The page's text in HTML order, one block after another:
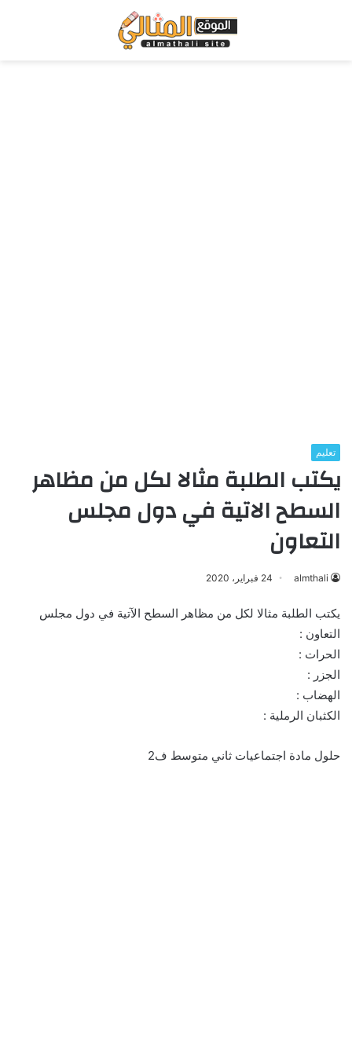
تعليم
يكتب الطلبة مثالا لكل من مظاهر
السطح الاتية في دول مجلس
التعاون
almthali 24 فبراير، 2020
يكتب الطلبة مثالا لكل من مظاهر السطح الآتية في دول مجلس
التعاون :
الحرات :
الجزر :
الهضاب :
الكثبان الرملية :
حلول مادة اجتماعيات ثاني متوسط ف2